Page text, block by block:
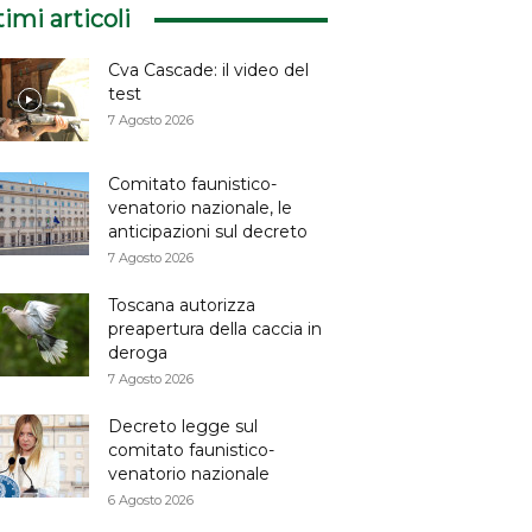
articoli
Cva Cascade: il video del
test
7 Agosto 2026
Comitato faunistico-
venatorio nazionale, le
anticipazioni sul decreto
7 Agosto 2026
Toscana autorizza
preapertura della caccia in
deroga
7 Agosto 2026
Decreto legge sul
comitato faunistico-
venatorio nazionale
6 Agosto 2026